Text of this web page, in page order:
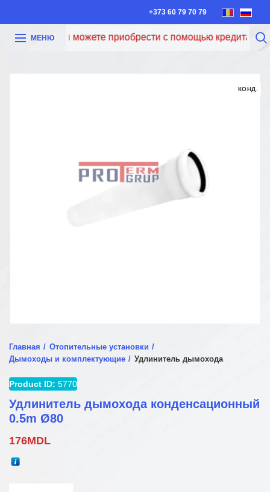
+373 60 79 70 79
МЕНЮ
Теперь вы можете приобрести с помощью кредита
КОНД.
Главная
Отопительные установки
Дымоходы и комплектующие
Удлинитель дымохода
Product ID: 5770
Удлинитель дымохода конденсационный
0.5m Ø80
176MDL